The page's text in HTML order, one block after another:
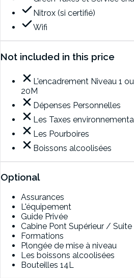
Nitrox (si certifié)
Wifi
Not included in this price
L'encadrement Niveau 1
20M
Dépenses Personnelles
Les Taxes
Les Pourboires
Boissons alcoolisées
Optional
Assurances
L'équipement
Guide Privée
Cabine Pont Supérieur /
Formations
Plongée de mise à niveau
Les boissons alcoolisées
Bouteilles 14L